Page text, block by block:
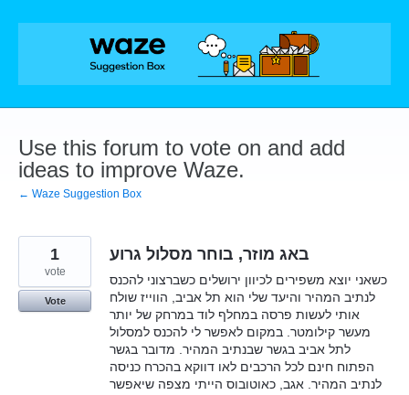
Skip
Use this forum to vote on and add
ideas to improve Waze.
← Waze Suggestion Box
באג מוזר, בוחר מסלול גרוע
כשאני יוצא משפירים לכיוון ירושלים כשברצוני להכנס
לנתיב המהיר והיעד שלי הוא תל אביב, הווייז שולח
אותי לעשות פרסה במחלף לוד במרחק של יותר
מעשר קילומטר. במקום לאפשר לי להכנס למסלול
לתל אביב בגשר שבנתיב המהיר. מדובר בגשר
הפתוח חינם לכל הרכבים לאו דווקא בהכרח כניסה
לנתיב המהיר. אגב, כאוטובוס הייתי מצפה שיאפשר
1
vote
Vote